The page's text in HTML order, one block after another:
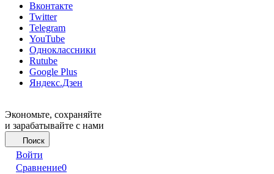
Вконтакте
Twitter
Telegram
YouTube
Одноклассники
Rutube
Google Plus
Яндекс.Дзен
Экономьте, сохраняйте
и зарабатывайте с нами
Поиск
Войти
Сравнение0